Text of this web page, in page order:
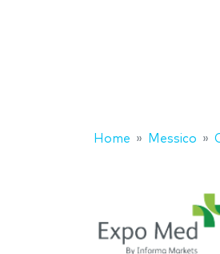
Home Messico